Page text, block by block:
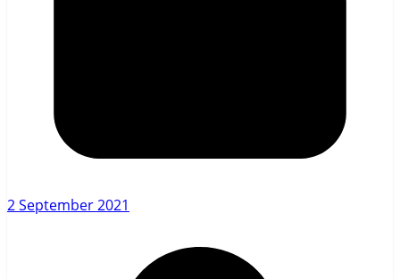
2 September 2021